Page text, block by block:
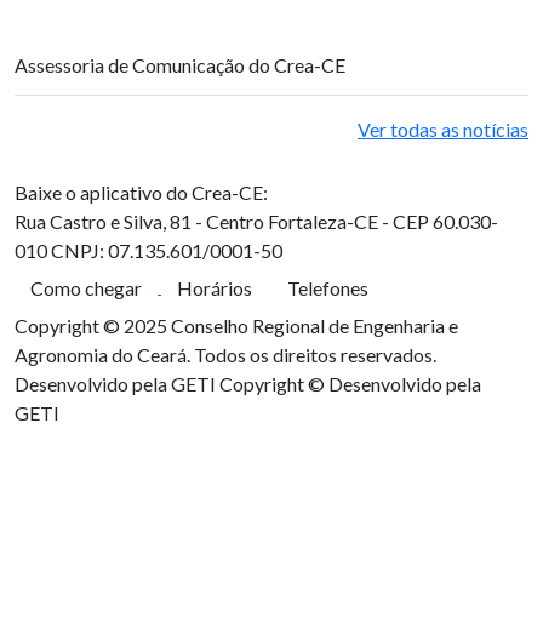
Assessoria de Comunicação do Crea-CE
Ver todas as notícias
Baixe o aplicativo do Crea-CE:
Rua Castro e Silva, 81 - Centro Fortaleza-CE - CEP 60.030-
010CNPJ: 07.135.601/0001-50
Como chegar
Horários
Telefones
Copyright © 2025 Conselho Regional de Engenharia e
Agronomia do Ceará. Todos os direitos reservados.
Desenvolvido pela GETI Copyright © Desenvolvido pela
GETI